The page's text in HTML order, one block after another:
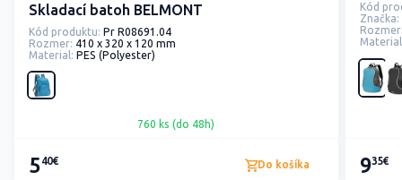
Skladací batoh BELMONT
Kód produktu: Pr R08691.04
Rozmer: 410 x 320 x 120 mm
Material: PES (Polyester)
760 ks (do 48h)
540€ Do košíka
Kód
Značka:
935€